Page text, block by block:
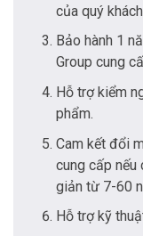
của quý
Bảo hành 1
Group cung
Hỗ trợ kiểm
phẩm.
Cam kết đổi
cung cấp
giản từ 7-60
Hỗ trợ kỹ